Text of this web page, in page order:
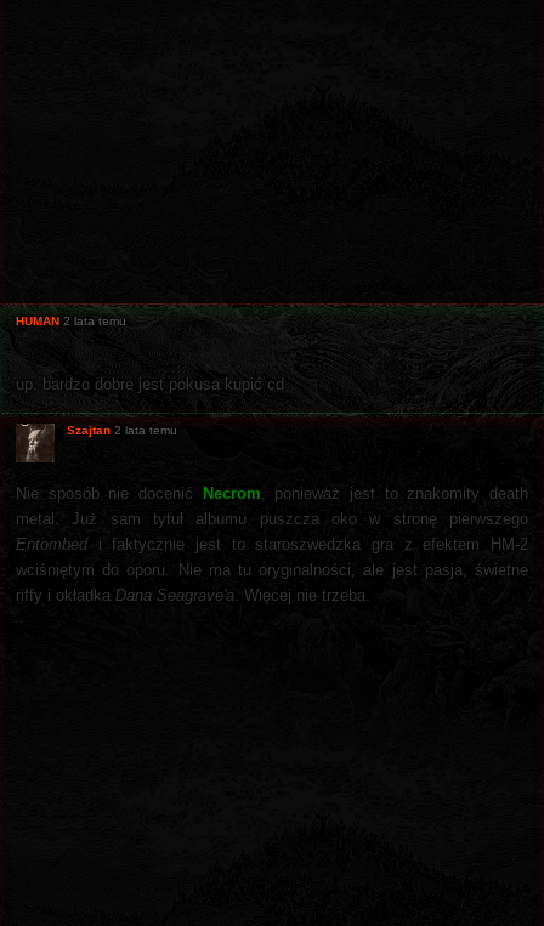
HUMAN 2 lata temu
up. bardzo dobre jest pokusa kupić cd
Szajtan 2 lata temu
Nie sposób nie docenić Necrom, ponieważ jest to znakomity death
metal. Już sam tytuł albumu puszcza oko w stronę pierwszego
Entombedi faktycznie jest to staroszwedzka gra z efektem HM-2
wciśniętym do oporu. Nie ma tu oryginalności, ale jest pasja, świetne
riffy i okładka Dana Seagrave'a. Więcej nie trzeba.